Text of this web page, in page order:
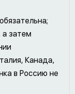
а затем
Канада,
в Россию не